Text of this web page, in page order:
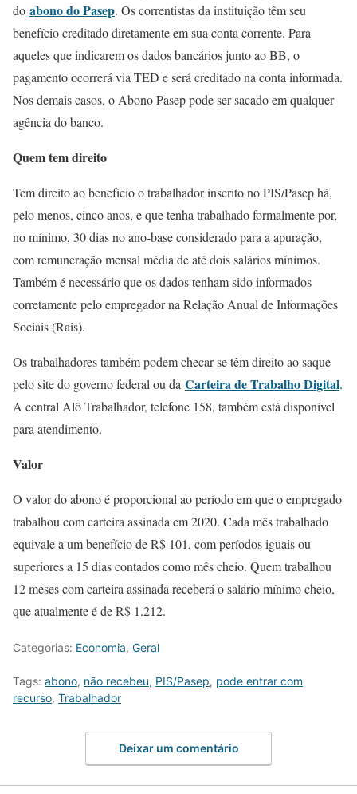
do abono do Pasep. Os correntistas da instituição têm seu
benefício creditado diretamente em sua conta corrente. Para
aqueles que indicarem os dados bancários junto ao BB, o
pagamento ocorrerá via TED e será creditado na conta informada.
Nos demais casos, o Abono Pasep pode ser sacado em qualquer
agência do banco.
Quem tem direito
Tem direito ao benefício o trabalhador inscrito no PIS/Pasep há,
pelo menos, cinco anos, e que tenha trabalhado formalmente por,
no mínimo, 30 dias no ano-base considerado para a apuração,
com remuneração mensal média de até dois salários mínimos.
Também é necessário que os dados tenham sido informados
corretamente pelo empregador na Relação Anual de Informações
Sociais (Rais).
Os trabalhadores também podem checar se têm direito ao saque
pelo site do governo federal ou da Carteira de Trabalho Digital.
A central Alô Trabalhador, telefone 158, também está disponível
para atendimento.
Valor
O valor do abono é proporcional ao período em que o empregado
trabalhou com carteira assinada em 2020. Cada mês trabalhado
equivale a um benefício de R$ 101, com períodos iguais ou
superiores a 15 dias contados como mês cheio. Quem trabalhou
12 meses com carteira assinada receberá o salário mínimo cheio,
que atualmente é de R$ 1.212.
Categorias: Economia, Geral
Tags: abono, não recebeu, PIS/Pasep, pode entrar com
recurso, Trabalhador
Deixar um comentário